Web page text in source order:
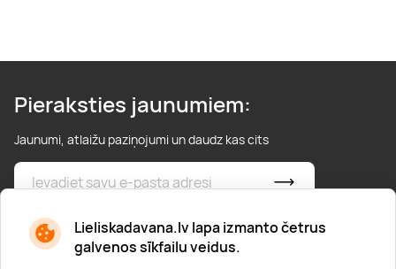
Lieliskadavana.lv lapa izmanto četrus
galvenos sīkfailu veidus.
Pieraksties jaunumiem:
Jaunumi, atlaižu paziņojumi un daudz kas cits
* Esmu iepazinies/usies ar privātuma politiku